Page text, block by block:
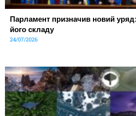
Парламент призначив новий
його складу
24/07/2026